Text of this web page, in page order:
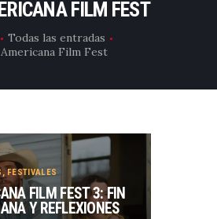
FILM FEST
Todas las entradas
Film Fest
Y CONDICIONES
,FESTIVALES
FILM FEST 3: FIN
Y REFLEXIONES